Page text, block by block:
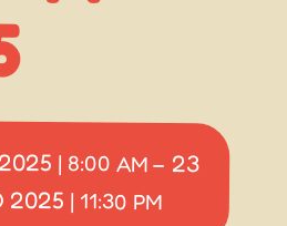
| 8:00 AM– 23
2025 | 11:30 PM